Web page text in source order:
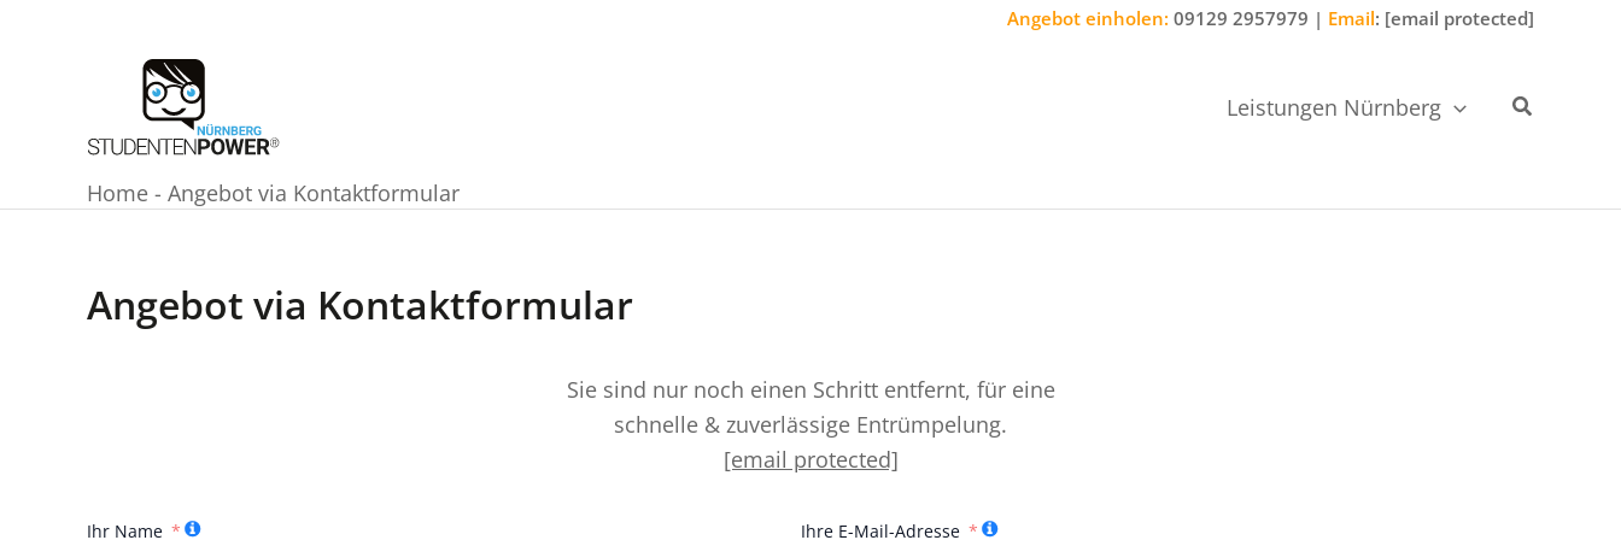
Angebot einholen: 09129 2957979 | Email: [email protected]
Leistungen Nürnberg Suchen
Home - Angebot via Kontaktformular
Angebot via Kontaktformular
Sie sind nur noch einen Schritt entfernt, für eine
schnelle & zuverlässige Entrümpelung.
[email protected]
Ihr Name Ihre E-Mail-Adresse